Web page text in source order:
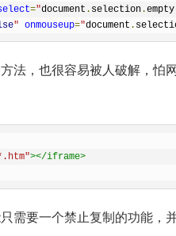
="document . selection .empty
" onmouseup="document .
法，也很容易被人破解，怕
></iframe>
需要一个禁止复制的功能，